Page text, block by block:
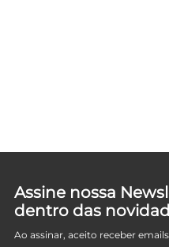
Assine nossa
dentro das
Ao assinar, aceito receber